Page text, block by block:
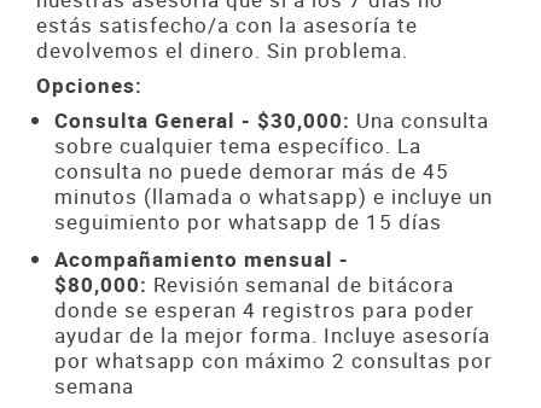
estás satisfecho/a con la asesoría te
devolvemos el dinero. Sin problema.
Opciones:
Consulta General - $30,000: Una consulta
sobre cualquier tema específico. La
consulta no puede demorar más de 45
minutos (llamada o whatsapp) e incluye un
seguimiento por whatsapp de 15 días
Acompañamiento mensual -
$80,000: Revisión semanal de bitácora
donde se esperan 4 registros para poder
ayudar de la mejor forma. Incluye asesoría
por whatsapp con máximo 2 consultas por
semana